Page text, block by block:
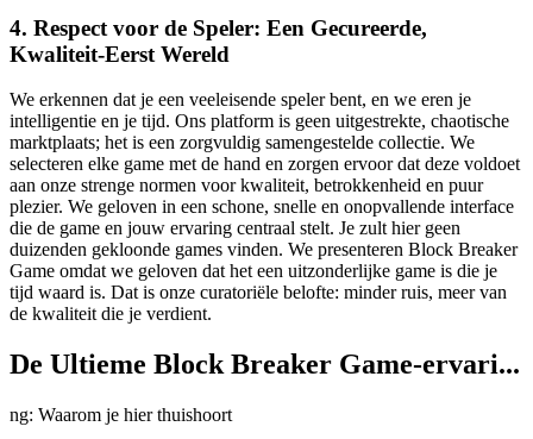
4. Respect voor de Speler: Een Gecureerde,
Kwaliteit-Eerst Wereld
We erkennen dat je een veeleisende speler bent, en we eren je
intelligentie en je tijd. Ons platform is geen uitgestrekte, chaotische
marktplaats; het is een zorgvuldig samengestelde collectie. We
selecteren elke game met de hand en zorgen ervoor dat deze voldoet
aan onze strenge normen voor kwaliteit, betrokkenheid en puur
plezier. We geloven in een schone, snelle en onopvallende interface
die de game en jouw ervaring centraal stelt. Je zult hier geen
duizenden gekloonde games vinden. We presenteren Block Breaker
Game omdat we geloven dat het een uitzonderlijke game is die je
tijd waard is. Dat is onze curatoriële belofte: minder ruis, meer van
de kwaliteit die je verdient.
De Ultieme Block Breaker Game-ervari...
ng: Waarom je hier thuishoort